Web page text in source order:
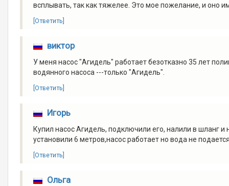
всплывать, так как тяжелее. Это мое пожелание, и оно
[Ответить]
виктор
У меня насос "Агидель" работает безотказно 35 лет
водянного насоса ---только "Агидель".
[Ответить]
Игорь
Купил насос Агидель, подключили его, налили в шланг
установили 6 метров,насос работает но вода не
[Ответить]
Ольга